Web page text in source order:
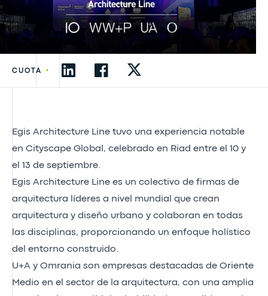
CUOTA •
Egis Architecture Line tuvo una experiencia notable
en Cityscape Global, celebrado en Riad entre el 10 y
el 13 de septiembre.
Egis Architecture Line es un colectivo de firmas de
arquitectura líderes a nivel mundial que crean
arquitectura y diseño urbano y colaboran en todas
las disciplinas, proporcionando un enfoque holístico
del entorno construido.
U+A y Omrania son empresas destacadas de Oriente
Medio en el sector de la arquitectura, con una amplia